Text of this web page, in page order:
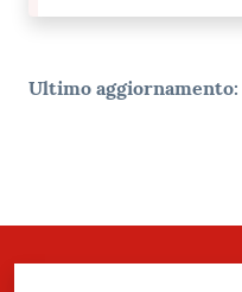
Ultimo aggiornamento: